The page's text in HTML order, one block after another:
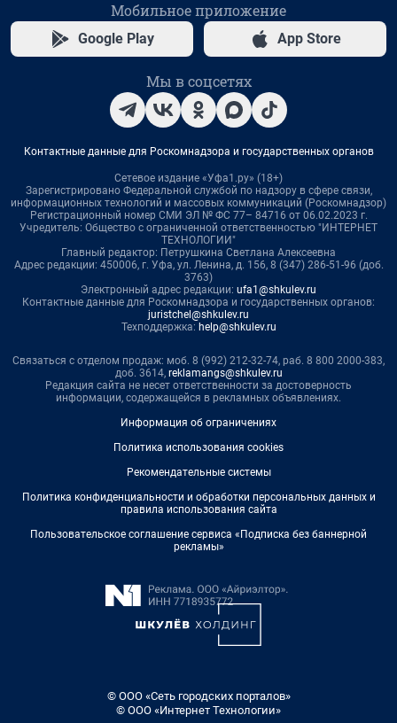
Мобильное приложение
Google Play App Store
Мы в соцсетях
Контактные данные для Роскомнадзора и государственных органов
Сетевое издание «Уфа1.ру» (18+)
Зарегистрировано Федеральной службой по надзору в сфере связи,
информационных технологий и массовых коммуникаций (Роскомнадзор)
Регистрационный номер СМИ ЭЛ № ФС 77– 84716 от 06.02.2023 г.
Учредитель: Общество с ограниченной ответственностью "ИНТЕРНЕТ
ТЕХНОЛОГИИ"
Главный редактор: Петрушкина Светлана Алексеевна
Адрес редакции: 450006, г. Уфа, ул. Ленина, д. 156, 8 (347) 286-51-96 (доб.
3763)
Электронный адрес редакции: ufa1@shkulev.ru
Контактные данные для Роскомнадзора и государственных органов:
juristchel@shkulev.ru
Техподдержка: help@shkulev.ru
Связаться с отделом продаж: моб. 8 (992) 212-32-74, раб. 8 800 2000-383,
доб. 3614, reklamangs@shkulev.ru
Редакция сайта не несет ответственности за достоверность
информации, содержащейся в рекламных объявлениях.
Информация об ограничениях
Политика использования cookies
Рекомендательные системы
Политика конфиденциальности и обработки персональных данных и
правила использования сайта
Пользовательское соглашение сервиса «Подписка без баннерной
рекламы»
© ООО «Сеть городских порталов»
© ООО «Интернет Технологии»